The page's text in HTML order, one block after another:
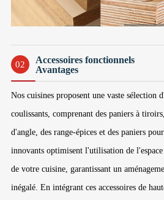
02
Accessoires fonctionnels
Avantages
Nos cuisines proposent une vaste sélection
coulissants, comprenant des paniers à
d'angle, des range-épices et des paniers
innovants optimisent l'utilisation de
de votre cuisine, garantissant un
inégalé. En intégrant ces accessoires de